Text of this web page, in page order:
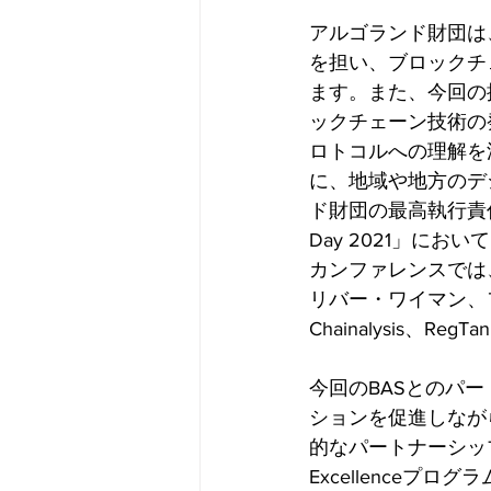
アルゴランド財団
を担い、ブロック
ます。また、今回
ックチェーン技術
ロトコルへの理解
に、地域や地方の
ド財団の最高執行
Day 2021」におい
カンファレンスで
リバー・ワイマン
Chainalysis、
今回のBASとのパ
ションを促進しな
的なパートナーシ
Excellenceプログ